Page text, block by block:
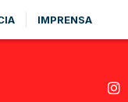
IMPRENSA